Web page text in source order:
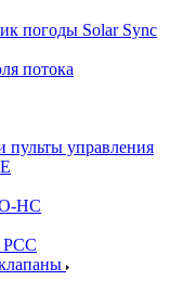
погоды Solar Sync
потока
пульты управления
HC